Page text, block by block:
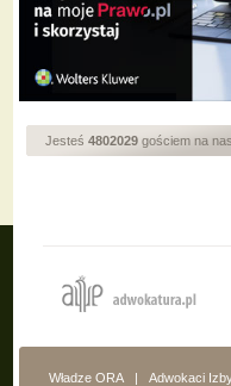
Jesteś 4802029 gościem na
Władze ORA | Adwokaci